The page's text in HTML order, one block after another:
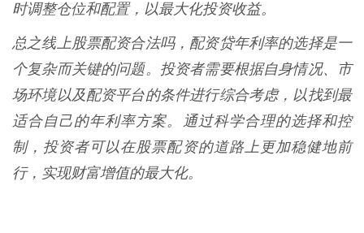
时调整仓位和配置，以最大化投资收益。
总之线上股票配资合法吗，配资贷年利率的选择是一
个复杂而关键的问题。投资者需要根据自身情况、市
场环境以及配资平台的条件进行综合考虑，以找到最
适合自己的年利率方案。通过科学合理的选择和控
制，投资者可以在股票配资的道路上更加稳健地前
行，实现财富增值的最大化。